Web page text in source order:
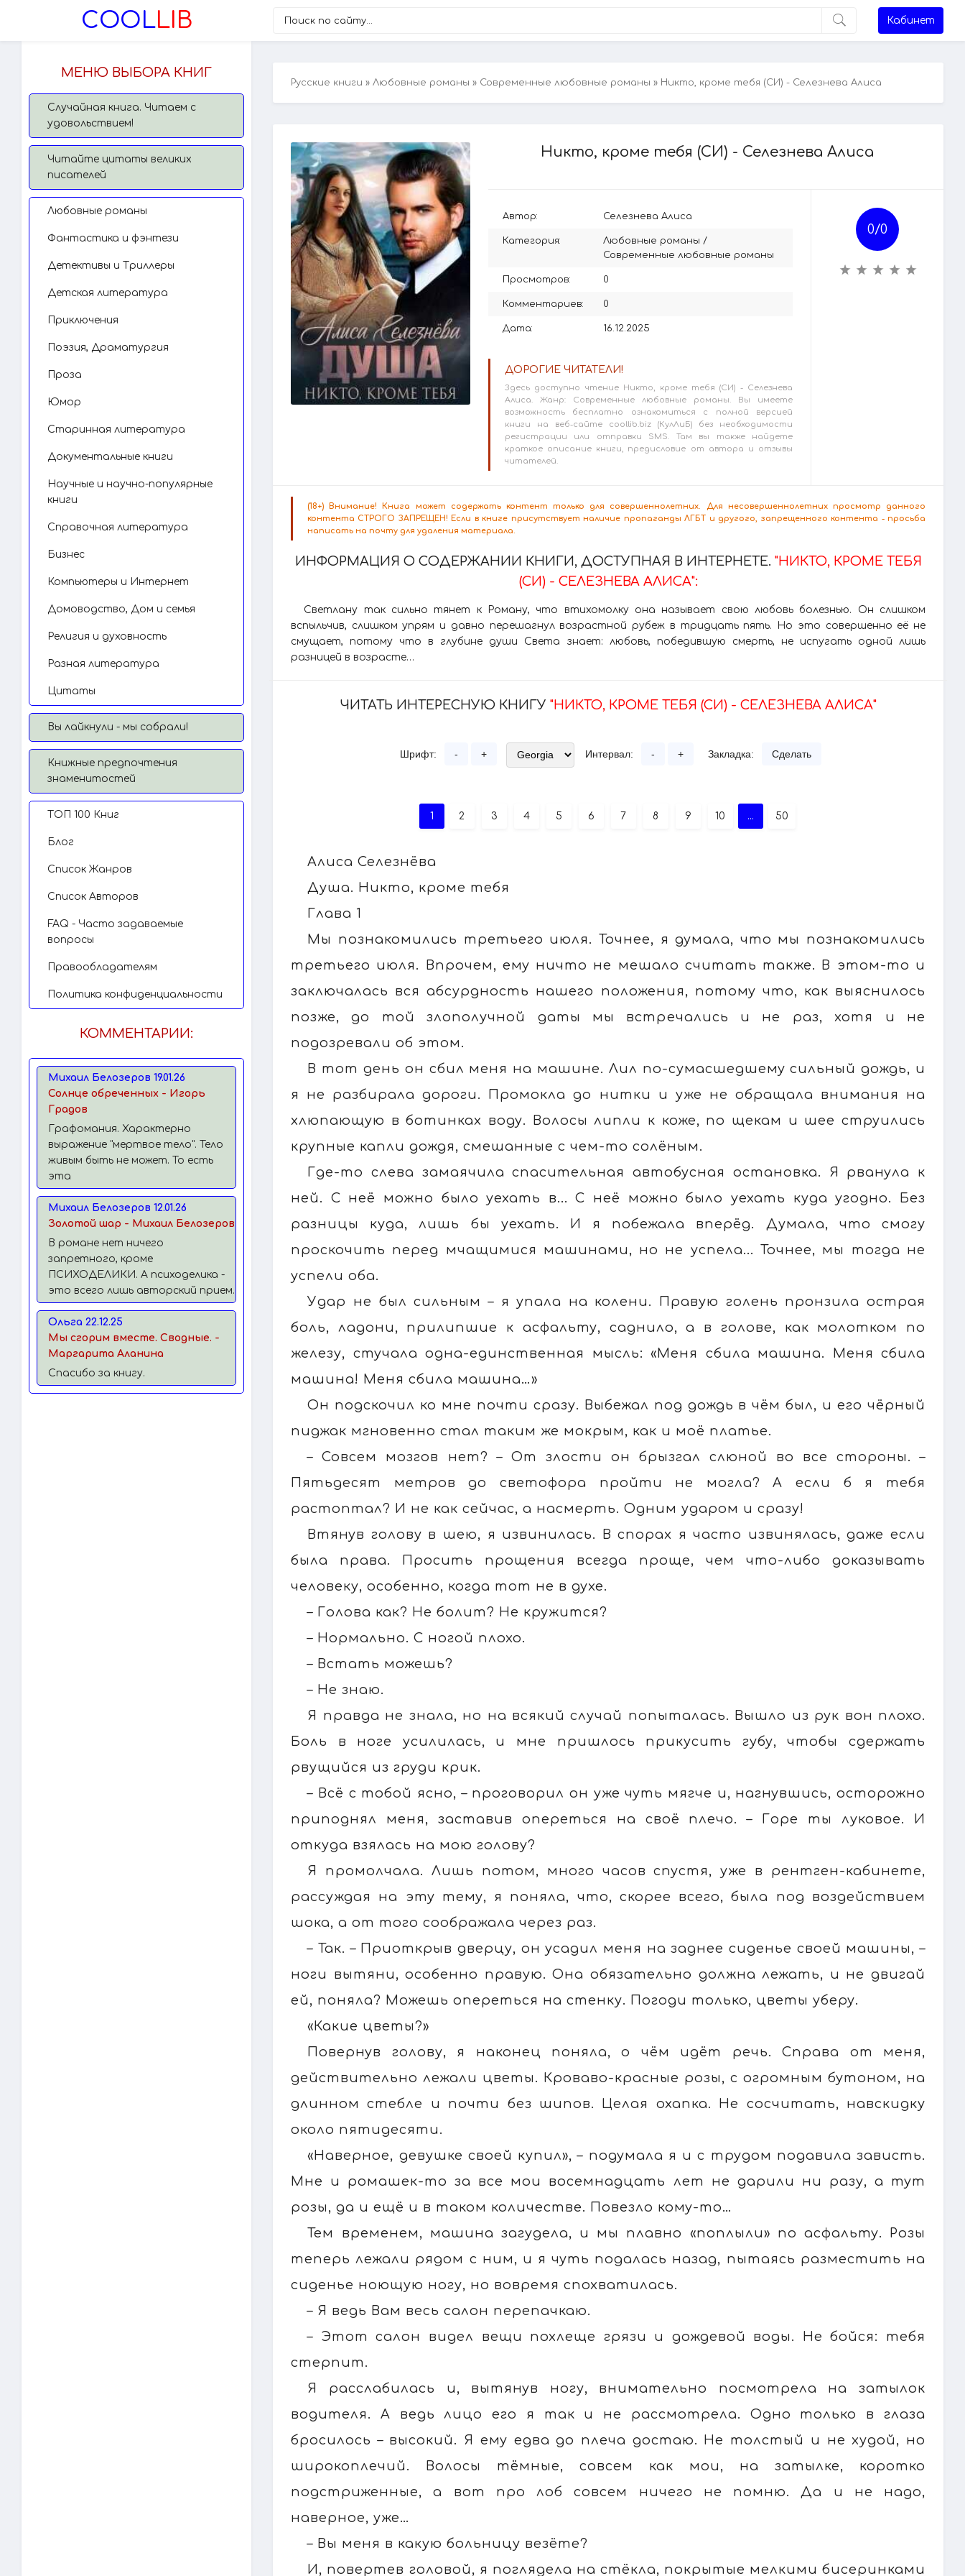
COOLLIB Кабинет
МЕНЮ ВЫБОРА КНИГ
Случайная книга. Читаем с
удовольствием!
Читайте цитаты великих
писателей
Любовные романы
Фантастика и фэнтези
Детективы и Триллеры
Детская литература
Приключения
Поэзия, Драматургия
Проза
Юмор
Старинная литература
Документальные книги
Научные и научно-популярные
книги
Справочная литература
Бизнес
Компьютеры и Интернет
Домоводство, Дом и семья
Религия и духовность
Разная литература
Цитаты
Вы лайкнули - мы собрали!
Книжные предпочтения
знаменитостей
TОП 100 Книг
Блог
Список Жанров
Список Авторов
FAQ - Часто задаваемые
вопросы
Правообладателям
Политика конфиденциальности
КОММЕНТАРИИ:
Михаил Белозеров 19.01.26
Солнце обреченных - Игорь
Градов
Графомания. Характерно
выражение "мертвое тело". Тело
живым быть не может. То есть
эта
Михаил Белозеров 12.01.26
Золотой шар - Михаил Белозеров
В романе нет ничего
запретного, кроме
ПСИХОДЕЛИКИ. А психоделика -
это всего лишь авторский прием.
Ольга 22.12.25
Мы сгорим вместе. Сводные. -
Маргарита Аланина
Спасибо за книгу.
Русские книги » Любовные романы » Современные любовные романы » Никто, кроме тебя (СИ) - Селезнева Алиса
Никто, кроме тебя (СИ) - Селезнева Алиса
Автор: Селезнева Алиса
Категория: Любовные романы /
Современные любовные романы
Просмотров: 0
Комментариев: 0
Дата: 16.12.2025
ДОРОГИЕ ЧИТАТЕЛИ!
Здесь доступно чтение Никто, кроме тебя (СИ) - Селезнева
Алиса. Жанр: Современные любовные романы. Вы имеете
возможность бесплатно ознакомиться с полной версией
книги на веб-сайте coollib.biz (КулЛиБ) без необходимости
регистрации или отправки SMS. Там вы также найдете
краткое описание книги, предисловие от автора и отзывы
читателей.
0/0
(18+) Внимание! Книга может содержать контент только для совершеннолетних. Для несовершеннолетних просмотр данного
контента СТРОГО ЗАПРЕЩЕН! Если в книге присутствует наличие пропаганды ЛГБТ и другого, запрещенного контента - просьба
написать на почту для удаления материала.
ИНФОРМАЦИЯ О СОДЕРЖАНИИ КНИГИ, ДОСТУПНАЯ В ИНТЕРНЕТЕ. "НИКТО, КРОМЕ ТЕБЯ
(СИ) - СЕЛЕЗНЕВА АЛИСА":
Светлану так сильно тянет к Роману, что втихомолку она называет свою любовь болезнью. Он слишком
вспыльчив, слишком упрям и давно перешагнул возрастной рубеж в тридцать пять. Но это совершенно её не
смущает, потому что в глубине души Света знает: любовь, победившую смерть, не испугать одной лишь
разницей в возрасте…
ЧИТАТЬ ИНТЕРЕСНУЮ КНИГУ "НИКТО, КРОМЕ ТЕБЯ (СИ) - СЕЛЕЗНЕВА АЛИСА"
Шрифт: - + Интервал: - + Закладка: Сделать
1 2 3 4 5 6 7 8 9 10 ... 50
Алиса Селезнёва
Душа. Никто, кроме тебя
Глава 1
Мы познакомились третьего июля. Точнее, я думала, что мы познакомились
третьего июля. Впрочем, ему ничто не мешало считать также. В этом-то и
заключалась вся абсурдность нашего положения, потому что, как выяснилось
позже, до той злополучной даты мы встречались и не раз, хотя и не
подозревали об этом.
В тот день он сбил меня на машине. Лил по-сумасшедшему сильный дождь, и
я не разбирала дороги. Промокла до нитки и уже не обращала внимания на
хлюпающую в ботинках воду. Волосы липли к коже, по щекам и шее струились
крупные капли дождя, смешанные с чем-то солёным.
Где-то слева замаячила спасительная автобусная остановка. Я рванула к
ней. С неё можно было уехать в... С неё можно было уехать куда угодно. Без
разницы куда, лишь бы уехать. И я побежала вперёд. Думала, что смогу
проскочить перед мчащимися машинами, но не успела... Точнее, мы тогда не
успели оба.
Удар не был сильным – я упала на колени. Правую голень пронзила острая
боль, ладони, прилипшие к асфальту, саднило, а в голове, как молотком по
железу, стучала одна-единственная мысль: «Меня сбила машина. Меня сбила
машина! Меня сбила машина…»
Он подскочил ко мне почти сразу. Выбежал под дождь в чём был, и его чёрный
пиджак мгновенно стал таким же мокрым, как и моё платье.
– Совсем мозгов нет? – От злости он брызгал слюной во все стороны. –
Пятьдесят метров до светофора пройти не могла? А если б я тебя
растоптал? И не как сейчас, а насмерть. Одним ударом и сразу!
Втянув голову в шею, я извинилась. В спорах я часто извинялась, даже если
была права. Просить прощения всегда проще, чем что-либо доказывать
человеку, особенно, когда тот не в духе.
– Голова как? Не болит? Не кружится?
– Нормально. С ногой плохо.
– Встать можешь?
– Не знаю.
Я правда не знала, но на всякий случай попыталась. Вышло из рук вон плохо.
Боль в ноге усилилась, и мне пришлось прикусить губу, чтобы сдержать
рвущийся из груди крик.
– Всё с тобой ясно, – проговорил он уже чуть мягче и, нагнувшись, осторожно
приподнял меня, заставив опереться на своё плечо. – Горе ты луковое. И
откуда взялась на мою голову?
Я промолчала. Лишь потом, много часов спустя, уже в рентген-кабинете,
рассуждая на эту тему, я поняла, что, скорее всего, была под воздействием
шока, а от того соображала через раз.
– Так. – Приоткрыв дверцу, он усадил меня на заднее сиденье своей машины, –
ноги вытяни, особенно правую. Она обязательно должна лежать, и не двигай
ей, поняла? Можешь опереться на стенку. Погоди только, цветы уберу.
«Какие цветы?»
Повернув голову, я наконец поняла, о чём идёт речь. Справа от меня,
действительно лежали цветы. Кроваво-красные розы, с огромным бутоном, на
длинном стебле и почти без шипов. Целая охапка. Не сосчитать, навскидку
около пятидесяти.
«Наверное, девушке своей купил», – подумала я и с трудом подавила зависть.
Мне и ромашек-то за все мои восемнадцать лет не дарили ни разу, а тут
розы, да и ещё и в таком количестве. Повезло кому-то…
Тем временем, машина загудела, и мы плавно «поплыли» по асфальту. Розы
теперь лежали рядом с ним, и я чуть подалась назад, пытаясь разместить на
сиденье ноющую ногу, но вовремя спохватилась.
– Я ведь Вам весь салон перепачкаю.
– Этот салон видел вещи похлеще грязи и дождевой воды. Не бойся: тебя
стерпит.
Я расслабилась и, вытянув ногу, внимательно посмотрела на затылок
водителя. А ведь лицо его я так и не рассмотрела. Одно только в глаза
бросилось – высокий. Я ему едва до плеча достаю. Не толстый и не худой, но
широкоплечий. Волосы тёмные, совсем как мои, на затылке, коротко
подстриженные, а вот про лоб совсем ничего не помню. Да и не надо,
наверное, уже…
– Вы меня в какую больницу везёте?
И, повертев головой, я поглядела на стёкла, покрытые мелкими бисеринками